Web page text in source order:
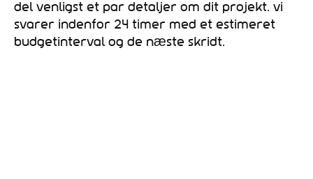
Del venligst et par detaljer om dit projekt. Vi
svarer indenfor 24 timer med et estimeret
budgetinterval og de næste skridt.